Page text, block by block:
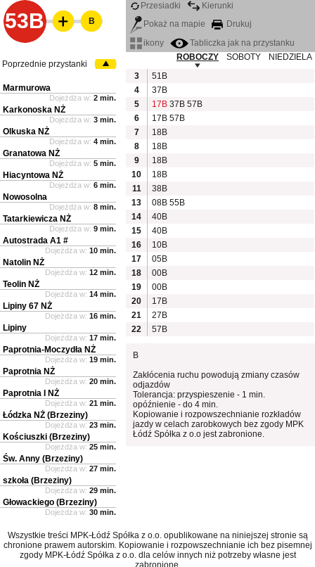
53B
Przesiadki
Kierunki
Pokaż na mapie
Drukuj
ikony
Tabliczka jak na przystanku
ROBOCZY
SOBOTY
NIEDZIELA
3
51B
4
37B
5
17B 37B 57B
6
17B 57B
7
18B
8
18B
9
18B
10
18B
11
38B
13
08B 55B
14
40B
15
40B
16
10B
17
05B
18
00B
19
00B
20
17B
21
27B
22
57B
B
Zakłócenia ruchu powodują zmiany czasów
odjazdów
Tolerancja: przyspieszenie - 1 min.
opóźnienie - do 4 min.
Kopiowanie i rozpowszechnianie rozkładów
jazdy w celach zarobkowych bez zgody MPK
Łódź Spółka z o.o jest zabronione.
B
Poprzednie przystanki
Marmurowa
Dojeżdża w: 2 min.
Karkonoska NŻ
Dojeżdża w: 3 min.
Olkuska NŻ
Dojeżdża w: 4 min.
Granatowa NŻ
Dojeżdża w: 5 min.
Hiacyntowa NŻ
Dojeżdża w: 6 min.
Nowosolna
Dojeżdża w: 8 min.
Tatarkiewicza NŻ
Dojeżdża w: 9 min.
Autostrada A1 #
Dojeżdża w: 10 min.
Natolin NŻ
Dojeżdża w: 12 min.
Teolin NŻ
Dojeżdża w: 14 min.
Lipiny 67 NŻ
Dojeżdża w: 16 min.
Lipiny
Dojeżdża w: 17 min.
Paprotnia-Moczydła NŻ
Dojeżdża w: 19 min.
Paprotnia NŻ
Dojeżdża w: 20 min.
Paprotnia I NŻ
Dojeżdża w: 21 min.
Łódzka NŻ (Brzeziny)
Dojeżdża w: 23 min.
Kościuszki (Brzeziny)
Dojeżdża w: 25 min.
Św. Anny (Brzeziny)
Dojeżdża w: 27 min.
szkoła (Brzeziny)
Dojeżdża w: 29 min.
Głowackiego (Brzeziny)
Dojeżdża w: 30 min.
Wszystkie treści MPK-Łódź Spółka z o.o. opublikowane na niniejszej stronie są
chronione prawem autorskim. Kopiowanie i rozpowszechnianie ich bez pisemnej
zgody MPK-Łódź Spółka z o.o. dla celów innych niż potrzeby własne jest
zabronione.